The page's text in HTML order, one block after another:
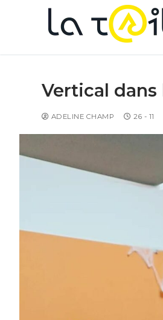
Vertical dans
ADELINE CHAMP 26 - 11